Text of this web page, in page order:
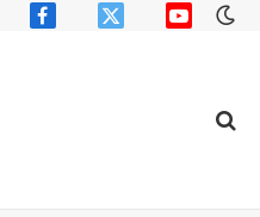
FacebookX
YouTube